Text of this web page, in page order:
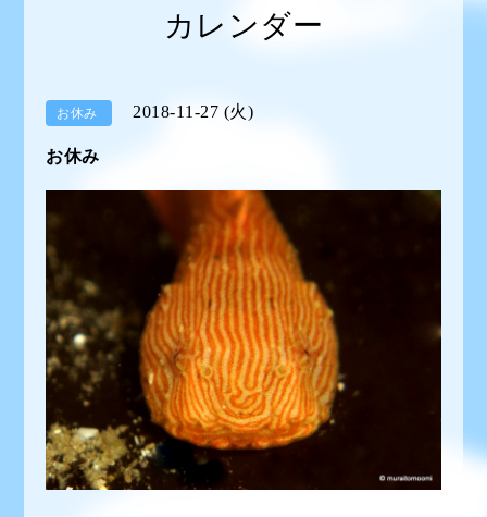
カレンダー
お休み 2018-11-27 (火)
お休み